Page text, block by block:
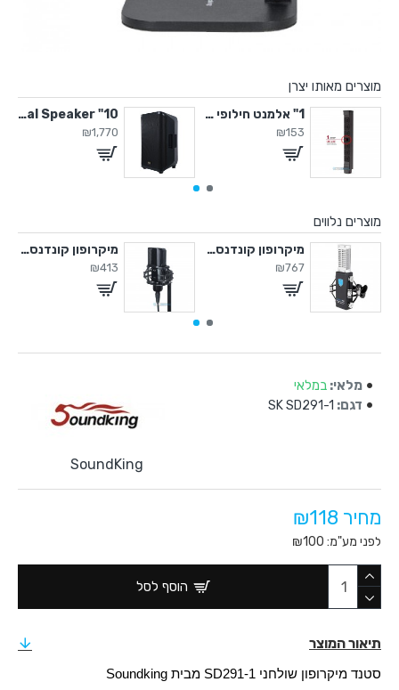
מוצרים מאותו יצרן
1" אלמנט חילופי לקולונה Artos
₪153
10" Active Coaxial Speaker
₪1,770
מוצרים נלווים
מיקרופון קונדנסר אולפני
₪767
מיקרופון קונדנסר אולפני
₪413
מלאי: במלאי
דגם: SK SD291-1
SoundKing
מחיר ₪118
לפני מע"מ: ₪100
הוסף לסל
תיאור המוצר
סטנד מיקרופון שולחני SD291-1 מבית Soundking